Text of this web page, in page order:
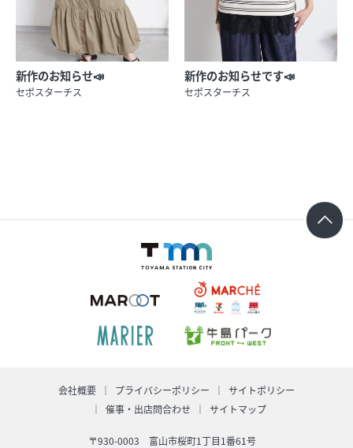
プロフィール
シティのあんなこんな レストランガイド
旬のアイテム
富山のおみやげ
新作のお知らせ📣
セポスターチス
新作のお知らせです📣
セポスターチス
会社概要 プライバシーポリシー
サイトポリシー
催事・出店問合わせ
サイトマップ
〒930-0003 富山市桜町1丁目1番61号